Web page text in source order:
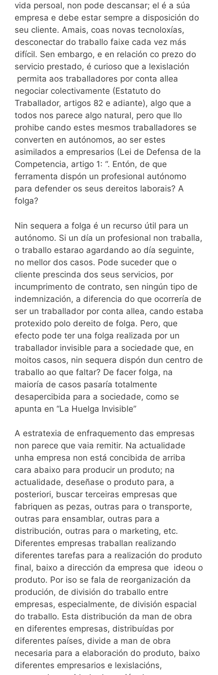
vida persoal, non pode descansar; el é a súa
empresa e debe estar sempre a disposición do
seu cliente. Amais, coas novas tecnoloxías,
desconectar do traballo faixe cada vez más
difícil. Sen embargo, e en relación co prezo do
servicio prestado, é curioso que a lexislación
permita aos traballadores por conta allea
negociar colectivamente (Estatuto do
Traballador, artigos 82 e adiante), algo que a
todos nos parece algo natural, pero que llo
prohibe cando estes mesmos traballadores se
converten en autónomos, ao ser estes
asimilados a empresarios (Lei de Defensa de la
Competencia, artigo 1: “. Entón, de que
ferramenta dispón un profesional autónomo
para defender os seus dereitos laborais? A
folga?
Nin sequera a folga é un recurso útil para un
autónomo. Si un día un profesional non traballa,
o traballo estarao agardando ao día seguinte,
no mellor dos casos. Pode suceder que o
cliente prescinda dos seus servicios, por
incumprimento de contrato, sen ningún tipo de
indemnización, a diferencia do que ocorrería de
ser un traballador por conta allea, cando estaba
protexido polo dereito de folga. Pero, que
efecto pode ter una folga realizada por un
traballador invisible para a sociedade que, en
moitos casos, nin sequera dispón dun centro de
traballo ao que faltar? De facer folga, na
maioría de casos pasaría totalmente
desapercibida para a sociedade, como se
apunta en “La Huelga Invisible”
A estratexia de enfraquemento das empresas
non parece que vaia remitir. Na actualidade
unha empresa non está concibida de arriba
cara abaixo para producir un produto; na
actualidade, deseñase o produto para, a
posteriori, buscar terceiras empresas que
fabriquen as pezas, outras para o transporte,
outras para ensamblar, outras para a
distribución, outras para o marketing, etc.
Diferentes empresas traballan realizando
diferentes tarefas para a realización do produto
final, baixo a dirección da empresa que ideou o
produto. Por iso se fala de reorganización da
produción, de división do traballo entre
empresas, especialmente, de división espacial
do traballo. Esta distribución da man de obra
en diferentes empresas, distribuídas por
diferentes países, divide a man de obra
necesaria para a elaboración do produto, baixo
diferentes empresarios e lexislacións,